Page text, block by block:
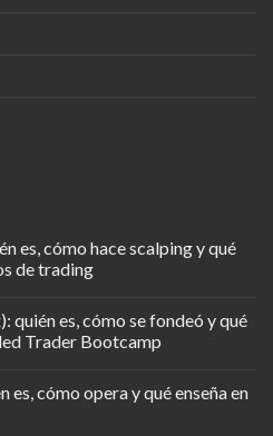
es, cómo hace scalping y qué
de trading
quién es, cómo se fondeó y qué
Trader Bootcamp
es, cómo opera y qué enseña en